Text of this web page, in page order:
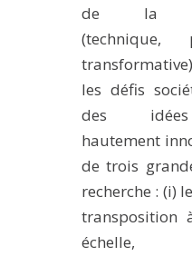
de la
les défis
des
hautement
de trois
recherche : (i)
transposition